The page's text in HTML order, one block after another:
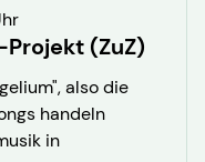
(ZuZ)
also die
handeln
in